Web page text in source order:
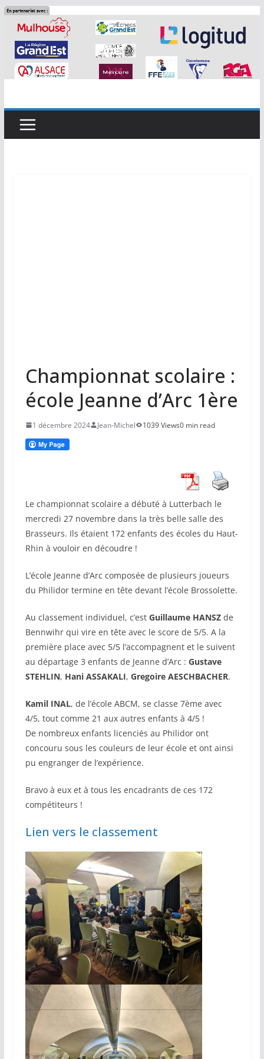
Passer
contenu
Championnat scolaire :
école Jeanne d’Arc 1ère
1 décembre 2024 Jean-Michel 1039 Views0 min read
Le championnat scolaire a débuté à Lutterbach le
mercredi 27 novembre dans la très belle salle des
Brasseurs. Ils étaient 172 enfants des écoles du Haut-
Rhin à vouloir en découdre !
L’école Jeanne d’Arc composée de plusieurs joueurs
du Philidor termine en tête devant l’école Brossolette.
Au classement individuel, c’estGuillaume HANSZde
Bennwihr qui vire en tête avec le score de 5/5. A la
première place avec 5/5 l’accompagnent et le suivent
au départage 3 enfants de Jeanne d’Arc : Gustave
STEHLIN, Hani ASSAKALI, Gregoire AESCHBACHER.
Kamil INAL, de l’école ABCM, se classe 7ème avec
4/5, tout comme 21 aux autres enfants à 4/5 !
De nombreux enfants licenciés au Philidor ont
concouru sous les couleurs de leur école et ont ainsi
pu engranger de l’expérience.
Bravo à eux et à tous les encadrants de ces 172
compétiteurs !
Lien vers le classement